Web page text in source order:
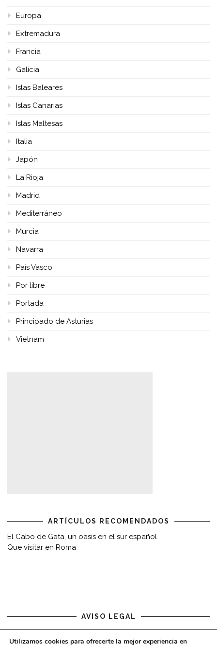
Europa
Extremadura
Francia
Galicia
Islas Baleares
Islas Canarias
Islas Maltesas
Italia
Japón
La Rioja
Madrid
Mediterráneo
Murcia
Navarra
País Vasco
Por libre
Portada
Principado de Asturias
Vietnam
ARTÍCULOS RECOMENDADOS
El Cabo de Gata, un oasis en el sur español
Que visitar en Roma
AVISO LEGAL
Aviso legal
Utilizamos cookies para ofrecerte la mejor experiencia en